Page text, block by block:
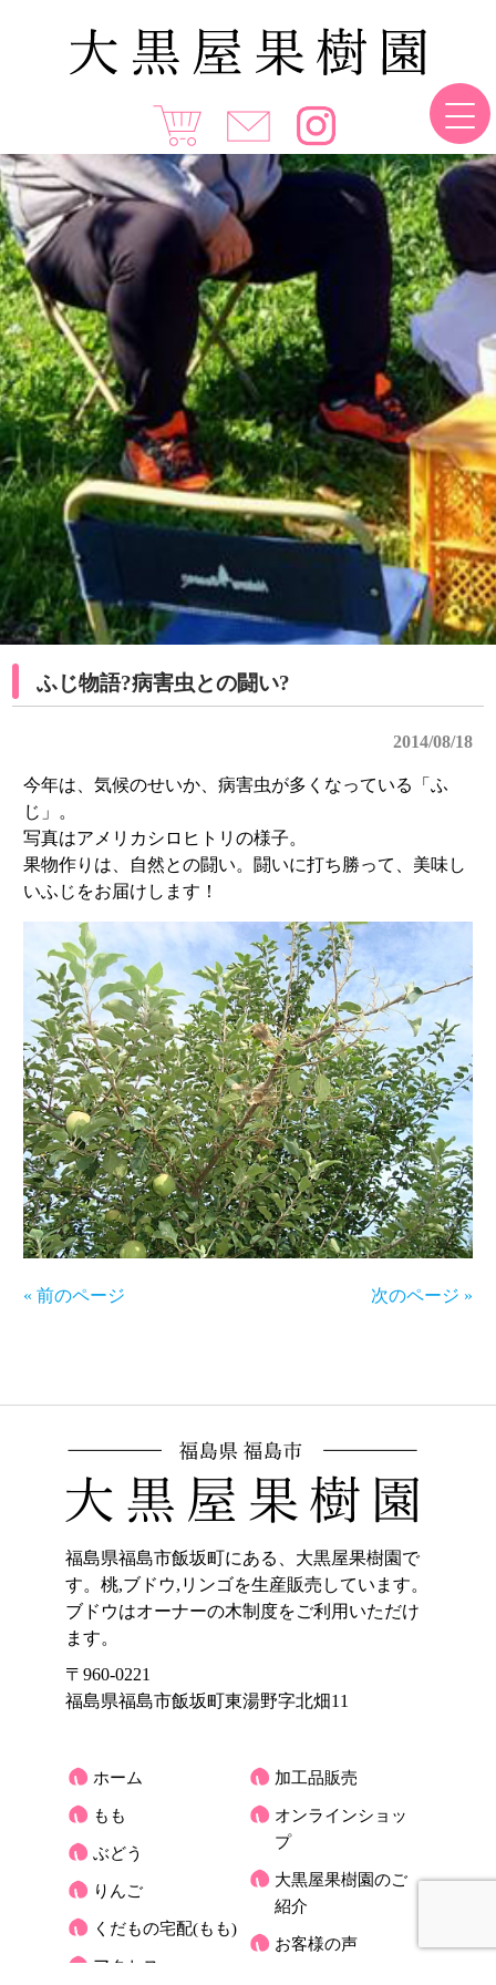
ふじ物語?病害虫との闘い?
2014/08/18
今年は、気候のせいか、病害虫が多くなっている「ふ
じ」。
写真はアメリカシロヒトリの様子。
果物作りは、自然との闘い。闘いに打ち勝って、美味し
いふじをお届けします！
« 前のページ 次のページ »
福島県福島市飯坂町にある、大黒屋果樹園で
す。桃,ブドウ,リンゴを生産販売しています。
ブドウはオーナーの木制度をご利用いただけ
ます。
〒960-0221
福島県福島市飯坂町東湯野字北畑11
ホーム
もも
ぶどう
りんご
くだもの宅配(もも)
アクセス
加工品販売
オンラインショッ
プ
大黒屋果樹園のご
紹介
お客様の声